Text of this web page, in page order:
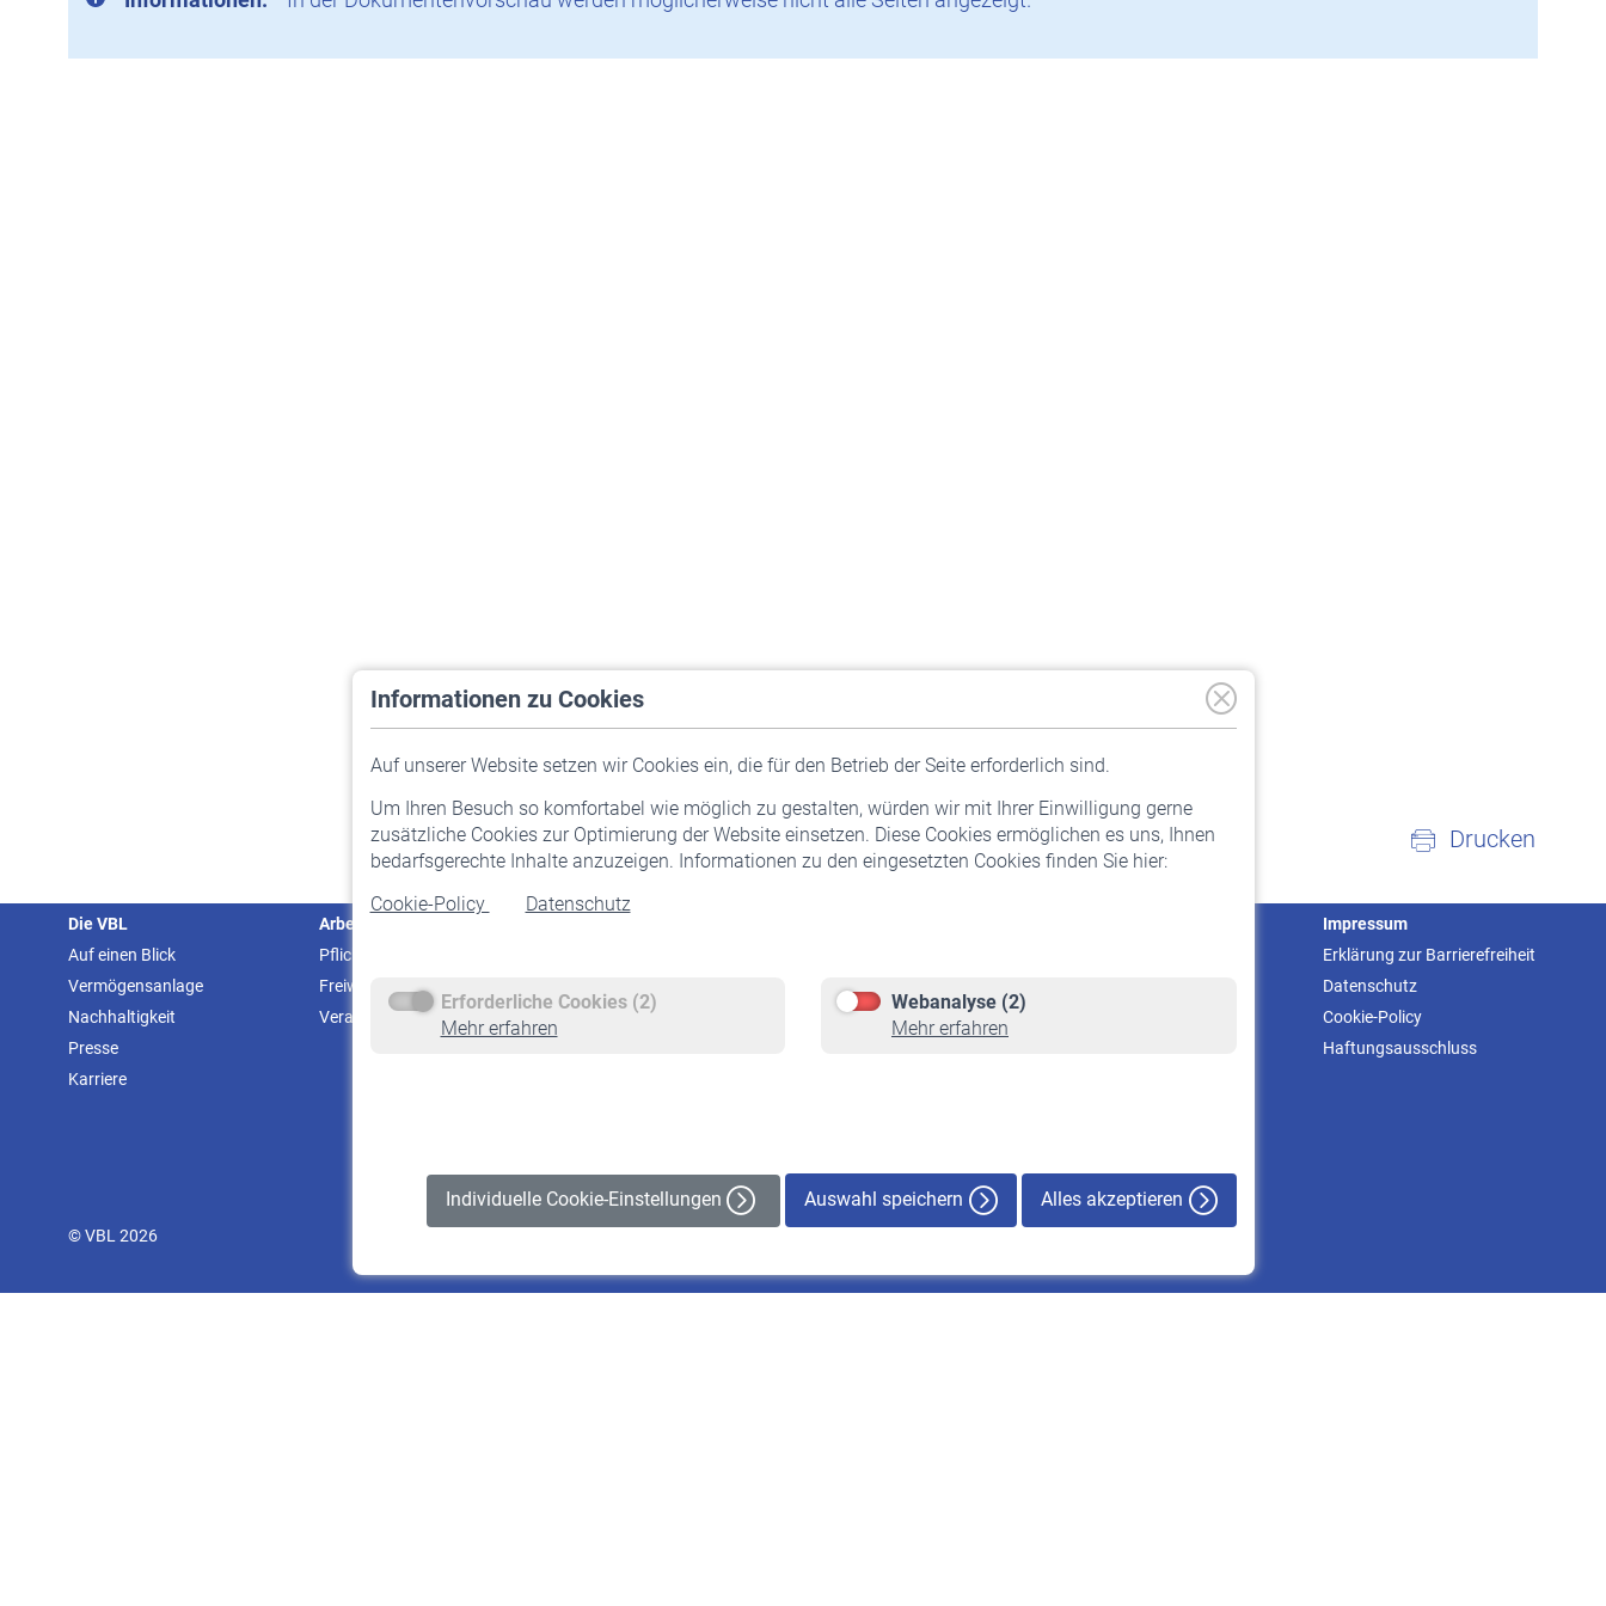
Informationen zu Cookies
Auf unserer Website setzen wir Cookies ein, die für den Betrieb der Seite erforderlich sind.
Um Ihren Besuch so komfortabel wie möglich zu gestalten, würden wir mit Ihrer Einwilligung gerne
zusätzliche Cookies zur Optimierung der Website einsetzen. Diese Cookies ermöglichen es uns, Ihnen
bedarfsgerechte Inhalte anzuzeigen. Informationen zu den eingesetzten Cookies finden Sie hier:
Cookie-Policy
Datenschutz
Erforderliche Cookies (2)
Mehr erfahren
Webanalyse (2)
Mehr erfahren
Individuelle Cookie-Einstellungen Auswahl speichern Alles akzeptieren
Drucken
Die VBL
Auf einen Blick
Vermögensanlage
Nachhaltigkeit
Presse
Karriere
Arbeitgeber
Pflichtversicherung
Freiwillige Versicherung
Veranstaltungen
Staatliche Förderung
Rente beantragen
Rentenauszahlung
Impressum
Erklärung zur Barrierefreiheit
Datenschutz
Cookie-Policy
Haftungsausschluss
© VBL 2026